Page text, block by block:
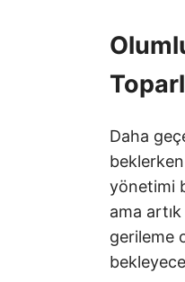
Daha
yönetimi
ama
gerileme